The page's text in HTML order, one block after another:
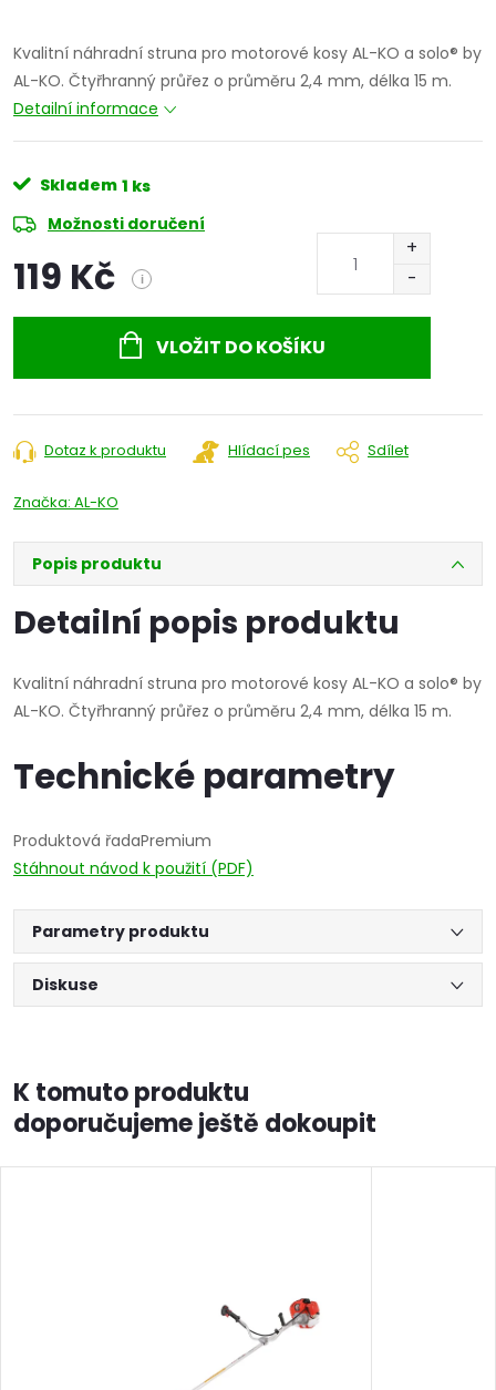
Kvalitní náhradní struna pro motorové kosy AL-KO a solo® by
AL-KO. Čtyřhranný průřez o průměru 2,4 mm, délka 15 m.
Detailní informace
Skladem 1 ks
Možnosti doručení
119 Kč i
VLOŽIT DO KOŠÍKU
Dotaz k produktu Hlídací pes Sdílet
Značka: AL-KO
Popis produktu
Detailní popis produktu
Kvalitní náhradní struna pro motorové kosy AL-KO a solo® by
AL-KO. Čtyřhranný průřez o průměru 2,4 mm, délka 15 m.
Technické parametry
Produktová řadaPremium
Stáhnout návod k použití (PDF)
Parametry produktu
Diskuse
K tomuto produktu
doporučujeme ještě dokoupit